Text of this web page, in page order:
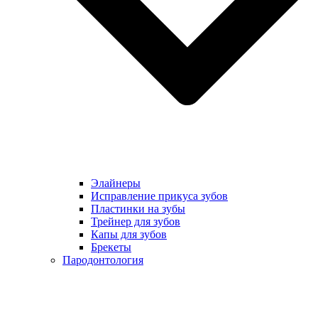
Элайнеры
Исправление прикуса зубов
Пластинки на зубы
Трейнер для зубов
Капы для зубов
Брекеты
Пародонтология